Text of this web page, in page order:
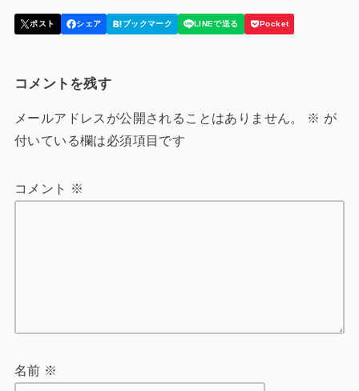
コメントを残す
メールアドレスが公開されることはありません。 ※ が
付いている欄は必須項目です
コメント ※
名前 ※